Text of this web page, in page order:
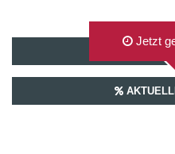
AUF
Jetzt